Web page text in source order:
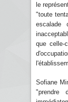
le
"toute
escalade
que
Sofiane
"prendre